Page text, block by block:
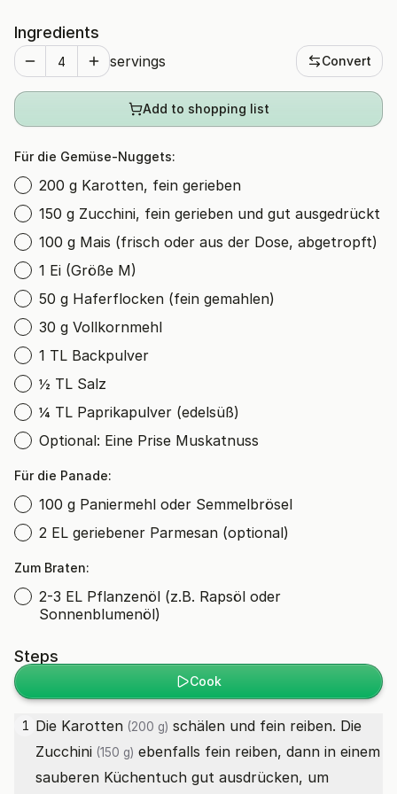
Ingredients
servings Convert
Add to shopping list
Für die Gemüse-Nuggets:
200 g Karotten, fein gerieben
150 g Zucchini, fein gerieben und gut ausgedrückt
100 g Mais (frisch oder aus der Dose, abgetropft)
1 Ei (Größe M)
50 g Haferflocken (fein gemahlen)
30 g Vollkornmehl
1 TL Backpulver
½ TL Salz
¼ TL Paprikapulver (edelsüß)
Optional: Eine Prise Muskatnuss
Für die Panade:
100 g Paniermehl oder Semmelbrösel
2 EL geriebener Parmesan (optional)
Zum Braten:
2-3 EL Pflanzenöl (z.B. Rapsöl oder
Sonnenblumenöl)
Steps
Cook
1 Die Karotten (200 g) schälen und fein reiben. Die
Zucchini (150 g) ebenfalls fein reiben, dann in einem
sauberen Küchentuch gut ausdrücken, um